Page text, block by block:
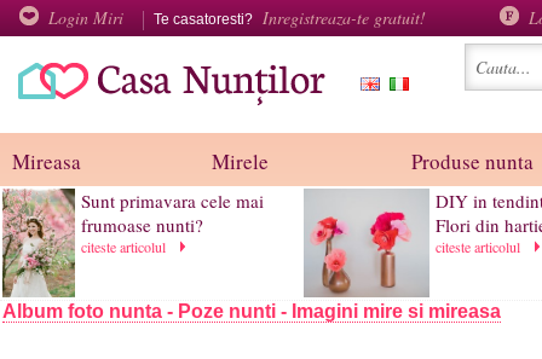
Login Miri Te casatoresti? Inregistreaza-te gratuit!
Mireasa Mirele Produse nunta
Sunt primavara cele mai
frumoase nunti?
citeste articolul
DIY in
Flori din
citeste articolul
Album foto nunta - Poze nunti - Imagini mire si mireasa